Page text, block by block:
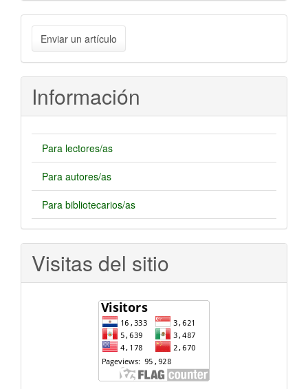
Enviar
un
artículo
Enviar un artículo
Información
Para lectores/as
Para autores/as
Para bibliotecarios/as
Visitas del sitio